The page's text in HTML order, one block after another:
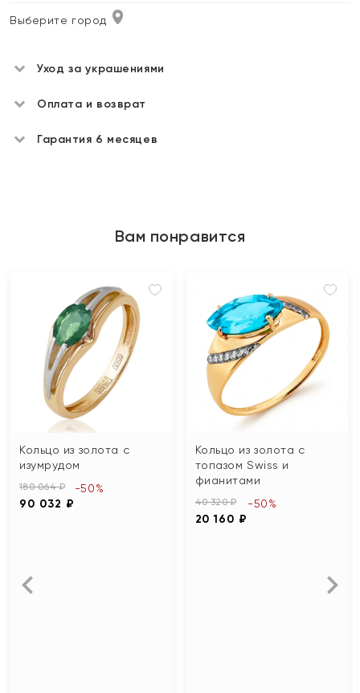
Выберите город
Уход за украшениями
Оплата и возврат
Гарантия 6 месяцев
Вам понравится
Кольцо из золота с
изумрудом
180 064 ₽
90 032 ₽
-50%
Кольцо из золота с
топазом Swiss и
фианитами
40 320 ₽
20 160 ₽
-50%